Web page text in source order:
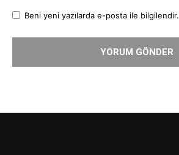
Beni yeni yazılarda e-posta ile bilgilendir.